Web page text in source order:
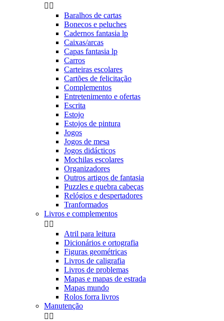
 
Baralhos de cartas
Bonecos e peluches
Cadernos fantasia lp
Caixas/arcas
Capas fantasia lp
Carros
Carteiras escolares
Cartões de felicitação
Complementos
Entretenimento e ofertas
Escrita
Estojo
Estojos de pintura
Jogos
Jogos de mesa
Jogos didácticos
Mochilas escolares
Organizadores
Outros artigos de fantasia
Puzzles e quebra cabeças
Relógios e despertadores
Tranformados
Livros e complementos
 
Atril para leitura
Dicionários e ortografia
Figuras geométricas
Livros de caligrafia
Livros de problemas
Mapas e mapas de estrada
Mapas mundo
Rolos forra livros
Manutenção
 